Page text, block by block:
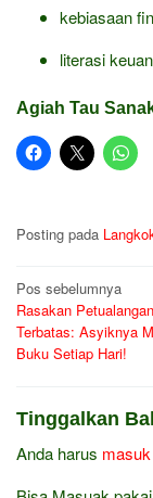
kebiasaan
literasi
Agiah Tau
Posting pada
Navigasi
pos
Pos sebelumnya
Rasakan
Terbatas: Asyiknya
Buku Setiap Hari!
Tinggalkan
Anda harus masuk